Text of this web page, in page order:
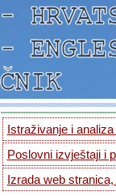
Istraživanje i
Poslovni izvještaji i
Izrada web